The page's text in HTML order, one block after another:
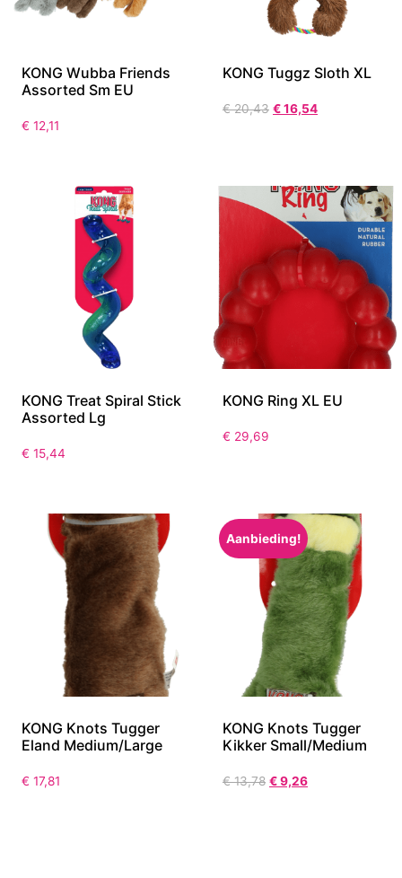
KONG Wubba Friends
Assorted Sm EU
€ 12,11
KONG Tuggz Sloth XL
€20,43 €16,54
KONG Treat Spiral Stick
Assorted Lg
€ 15,44
KONG Ring XL EU
€ 29,69
KONG Knots Tugger
Eland Medium/Large
€ 17,81
Aanbieding!
KONG Knots Tugger
Kikker Small/Medium
€13,78 €9,26